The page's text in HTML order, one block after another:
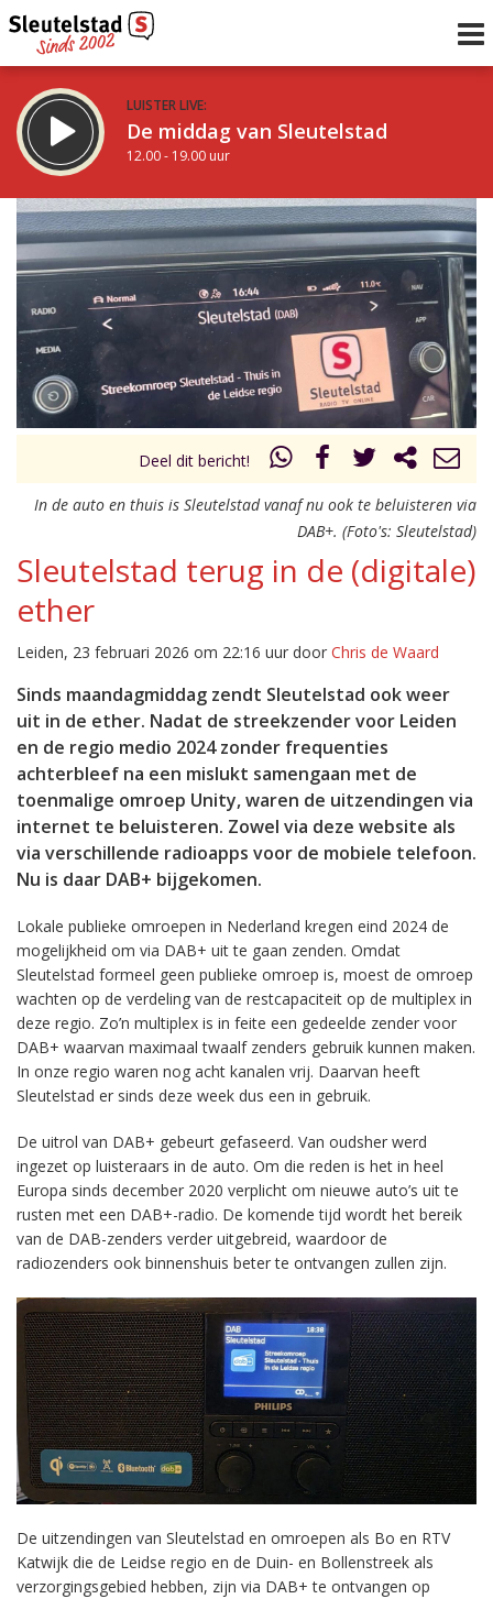
LUISTER LIVE:
De middag van Sleutelstad
12.00 - 19.00 uur
STRAKS:
De avond van Sleutelstad
19.00 - 22.00 uur
Vorig uur
uur 1 van 0 Volgend uur
Deel dit bericht!
In de auto en thuis is Sleutelstad vanaf nu ook te beluisteren via
DAB+. (Foto's: Sleutelstad)
Sleutelstad terug in de (digitale)
ether
Leiden, 23 februari 2026 om 22:16 uur door Chris de Waard
Sinds maandagmiddag zendt Sleutelstad ook weer
uit in de ether. Nadat de streekzender voor Leiden
en de regio medio 2024 zonder frequenties
achterbleef na een mislukt samengaan met de
toenmalige omroep Unity, waren de uitzendingen via
internet te beluisteren. Zowel via deze website als
via verschillende radioapps voor de mobiele telefoon.
Nu is daar DAB+ bijgekomen.
Lokale publieke omroepen in Nederland kregen eind 2024 de
mogelijkheid om via DAB+ uit te gaan zenden. Omdat
Sleutelstad formeel geen publieke omroep is, moest de omroep
wachten op de verdeling van de restcapaciteit op de multiplex in
deze regio. Zo’n multiplex is in feite een gedeelde zender voor
DAB+ waarvan maximaal twaalf zenders gebruik kunnen maken.
In onze regio waren nog acht kanalen vrij. Daarvan heeft
Sleutelstad er sinds deze week dus een in gebruik.
De uitrol van DAB+ gebeurt gefaseerd. Van oudsher werd
ingezet op luisteraars in de auto. Om die reden is het in heel
Europa sinds december 2020 verplicht om nieuwe auto’s uit te
rusten met een DAB+-radio. De komende tijd wordt het bereik
van de DAB-zenders verder uitgebreid, waardoor de
radiozenders ook binnenshuis beter te ontvangen zullen zijn.
De uitzendingen van Sleutelstad en omroepen als Bo en RTV
Katwijk die de Leidse regio en de Duin- en Bollenstreek als
verzorgingsgebied hebben, zijn via DAB+ te ontvangen op